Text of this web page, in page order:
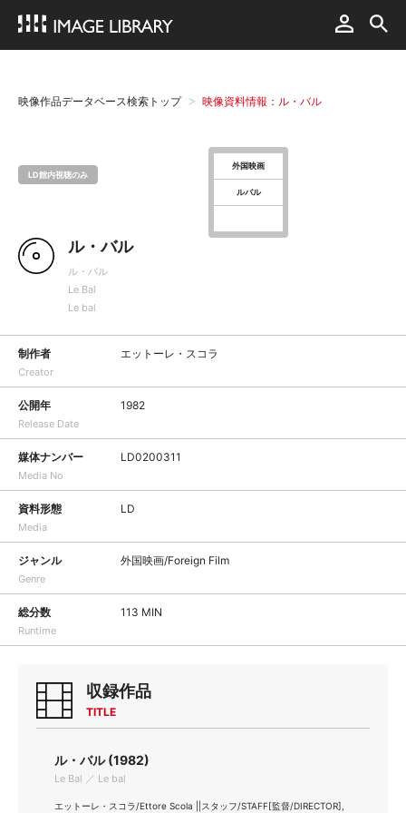
映像作品データベース検索トップ 映像資料情報：ル・バル
LD館内視聴のみ
外国映画
ルバル
ル・バル
ル・バル
Le Bal
Le bal
制作者
Creator
エットーレ・スコラ
公開年
Release Date
1982
媒体ナンバー
Media No
LD0200311
資料形態
Media
LD
ジャンル
Genre
外国映画/Foreign Film
総分数
Runtime
113 MIN
収録作品
TITLE
ル・バル (1982)
Le Bal ／ Le bal
エットーレ・スコラ/Ettore Scola ||スタッフ/STAFF[監督/DIRECTOR],